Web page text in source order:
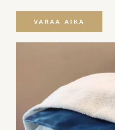
VARAA AIKA